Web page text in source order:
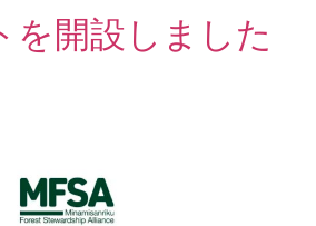
を開設しました